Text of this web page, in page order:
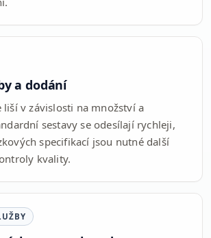
a dodání
liší v závislosti na množství a
sestavy se odesílají rychleji,
specifikací jsou nutné další
kvality.